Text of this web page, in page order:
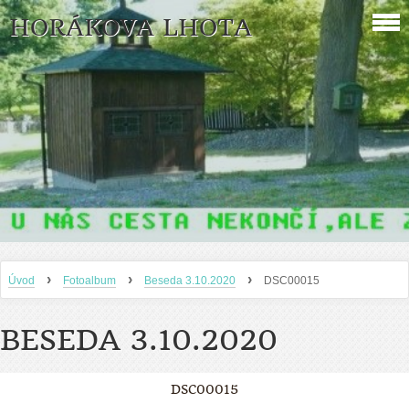
HORÁKOVA LHOTA
Úvod › Fotoalbum › Beseda 3.10.2020 › DSC00015
BESEDA 3.10.2020
DSC00015